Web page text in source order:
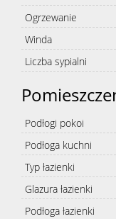
Ogrzewanie
Winda
Liczba sypialni
Podłogi pokoi
Podłoga kuchni
Typ łazienki
Glazura łazienki
Podłoga łazienki